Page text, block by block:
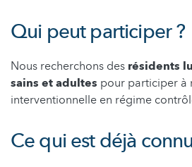
Qui peut participer ?
Nous recherchons des résidents
sains et adultes pour participer à
interventionnelle en régime
Ce qui est déjà connu